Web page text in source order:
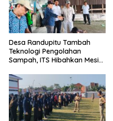
Desa Randupitu Tambah
Teknologi Pengolahan
Sampah, ITS Hibahkan Mesin